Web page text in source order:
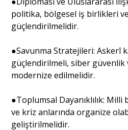
politika, bölgesel iş birlikleri
güçlendirilmelidir.
●Savunma Stratejileri: Askerî
güçlendirilmeli, siber
modernize edilmelidir.
●Toplumsal Dayanıklılık:
ve kriz anlarında organize
geliştirilmelidir.